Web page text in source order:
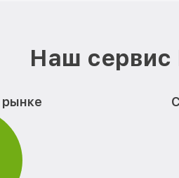
Наш сервис
рынке